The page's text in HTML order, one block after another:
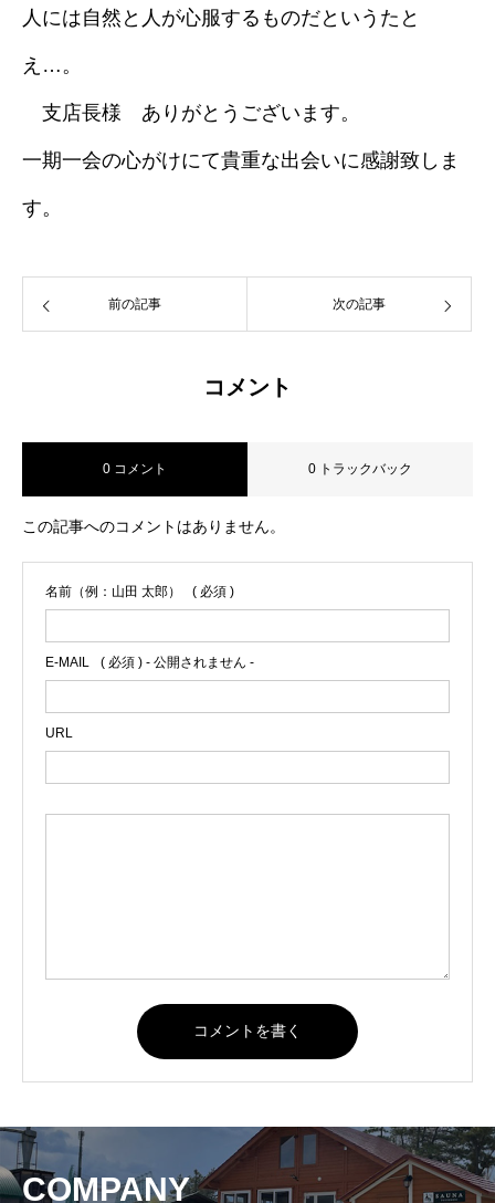
人には自然と人が心服するものだというたと
え…。
支店長様 ありがとうございます。
一期一会の心がけにて貴重な出会いに感謝致しま
す。
前の記事 次の記事
コメント
0 コメント 0 トラックバック
この記事へのコメントはありません。
名前（例：山田 太郎） ( 必須 )
E-MAIL ( 必須 ) - 公開されません -
URL
COMPANY